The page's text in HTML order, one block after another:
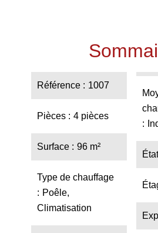
Référence 1007
Pièces 4 pièces
Surface 96 m²
Type de chauffage
Poêle,
Climatisation